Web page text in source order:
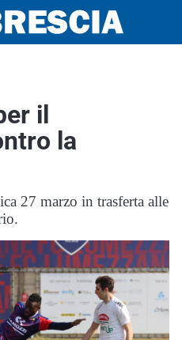
il
la
27 marzo in trasferta alle